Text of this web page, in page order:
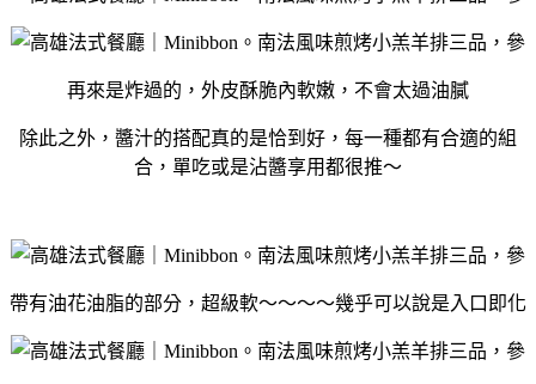
再來是炸過的，外皮酥脆內軟嫩，不會太過油膩
除此之外，醬汁的搭配真的是恰到好，每一種都有合適的組
合，單吃或是沾醬享用都很推～
帶有油花油脂的部分，超級軟～～～～幾乎可以說是入口即化